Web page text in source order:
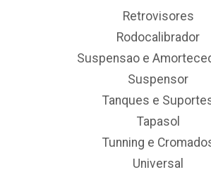
Retrovisores
Rodocalibrador
Suspensao e
Suspensor
Tanques e
Tapasol
Tunning e
Universal